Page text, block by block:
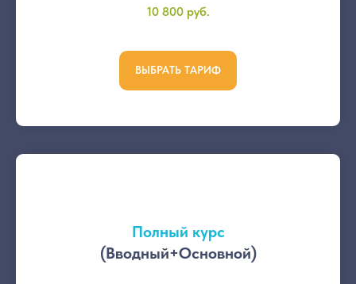
10 800 руб.
ВЫБРАТЬ ТАРИФ
Полный курс
(Вводный+Основной)